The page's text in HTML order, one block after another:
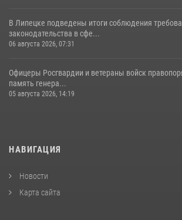
В Липецке подведены итоги соблюдения
законодательства в сфе...
06 августа 2026, 07:31
Офицеры Росгвардии и ветераны войск
память генера...
05 августа 2026, 14:19
НАВИГАЦИЯ
Новости
Карта сайта